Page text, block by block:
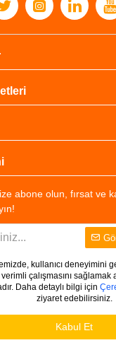
abone olun, fırsat ve
© 2025 - Tüm
kullanıcı deneyimini
çalışmasını sağlamak
Daha detaylı bilgi için
ziyaret edebilirsiniz.
Kabul Et
Ürünleri Filtrele